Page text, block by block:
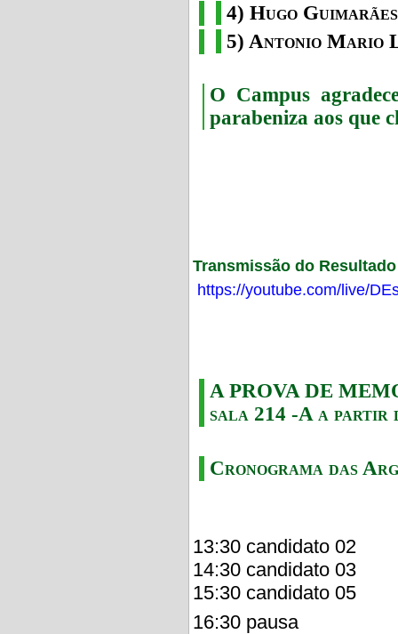
4) Hugo
5) Antonio Mario
O Campus
parabeniza aos que
Transmissão do
https://youtube.com/live/
A PROVA DE
sala 214 -A a partir
Cronograma das
13:30 candidato 02
14:30 candidato 03
15:30 candidato 05
16:30 pausa